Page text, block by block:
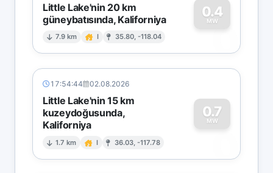
Little Lake'nin 20 km
güneybatısında, Kaliforniya
7.9 km I 35.80, -118.04
0.4
MW
0
17:54:44 02.08.2026
Little Lake'nin 15 km
kuzeydoğusunda,
Kaliforniya
1.7 km I 36.03, -117.78
0.7
MW
0